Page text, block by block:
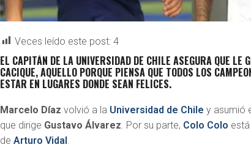
Veces leído este post: 4
EL CAPITÁN DE LA UNIVERSIDAD DE CHILE ASEGURA QUE LE
CACIQUE, AQUELLO PORQUE PIENSA QUE TODOS LOS
ESTAR EN LUGARES DONDE SEAN FELICES.
Marcelo Díaz volvió a la Universidad de Chile y asumió
que dirige Gustavo Álvarez . Por su parte, Colo Colo
deArturo Vidal